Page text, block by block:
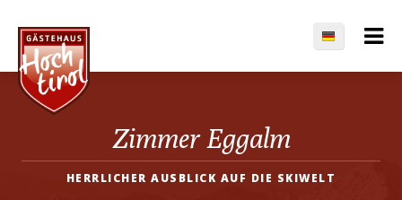
Zimmer Eggalm
HERRLICHER AUSBLICK AUF DIE SKIWELT